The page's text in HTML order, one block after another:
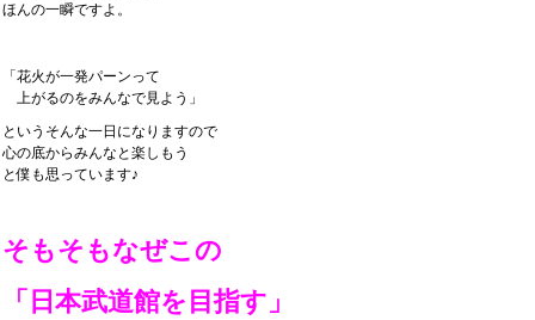
ほんの一瞬ですよ。
「花火が一発パーンって
上がるのをみんなで見よう」
というそんな一日になりますので
心の底からみんなと楽しもう
と僕も思っています♪
そもそもなぜこの
「日本武道館を目指す」